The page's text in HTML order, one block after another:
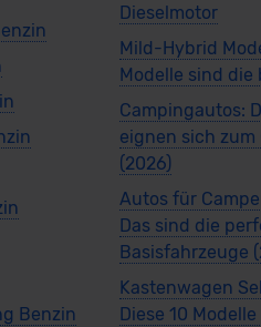
Benzin
Dieselmotor
Mild-Hybrid
Modelle sind die
Campingautos:
eignen sich zum
(2026)
Autos für
Das sind die
Basisfahrzeuge
Kastenwagen
Diese 10